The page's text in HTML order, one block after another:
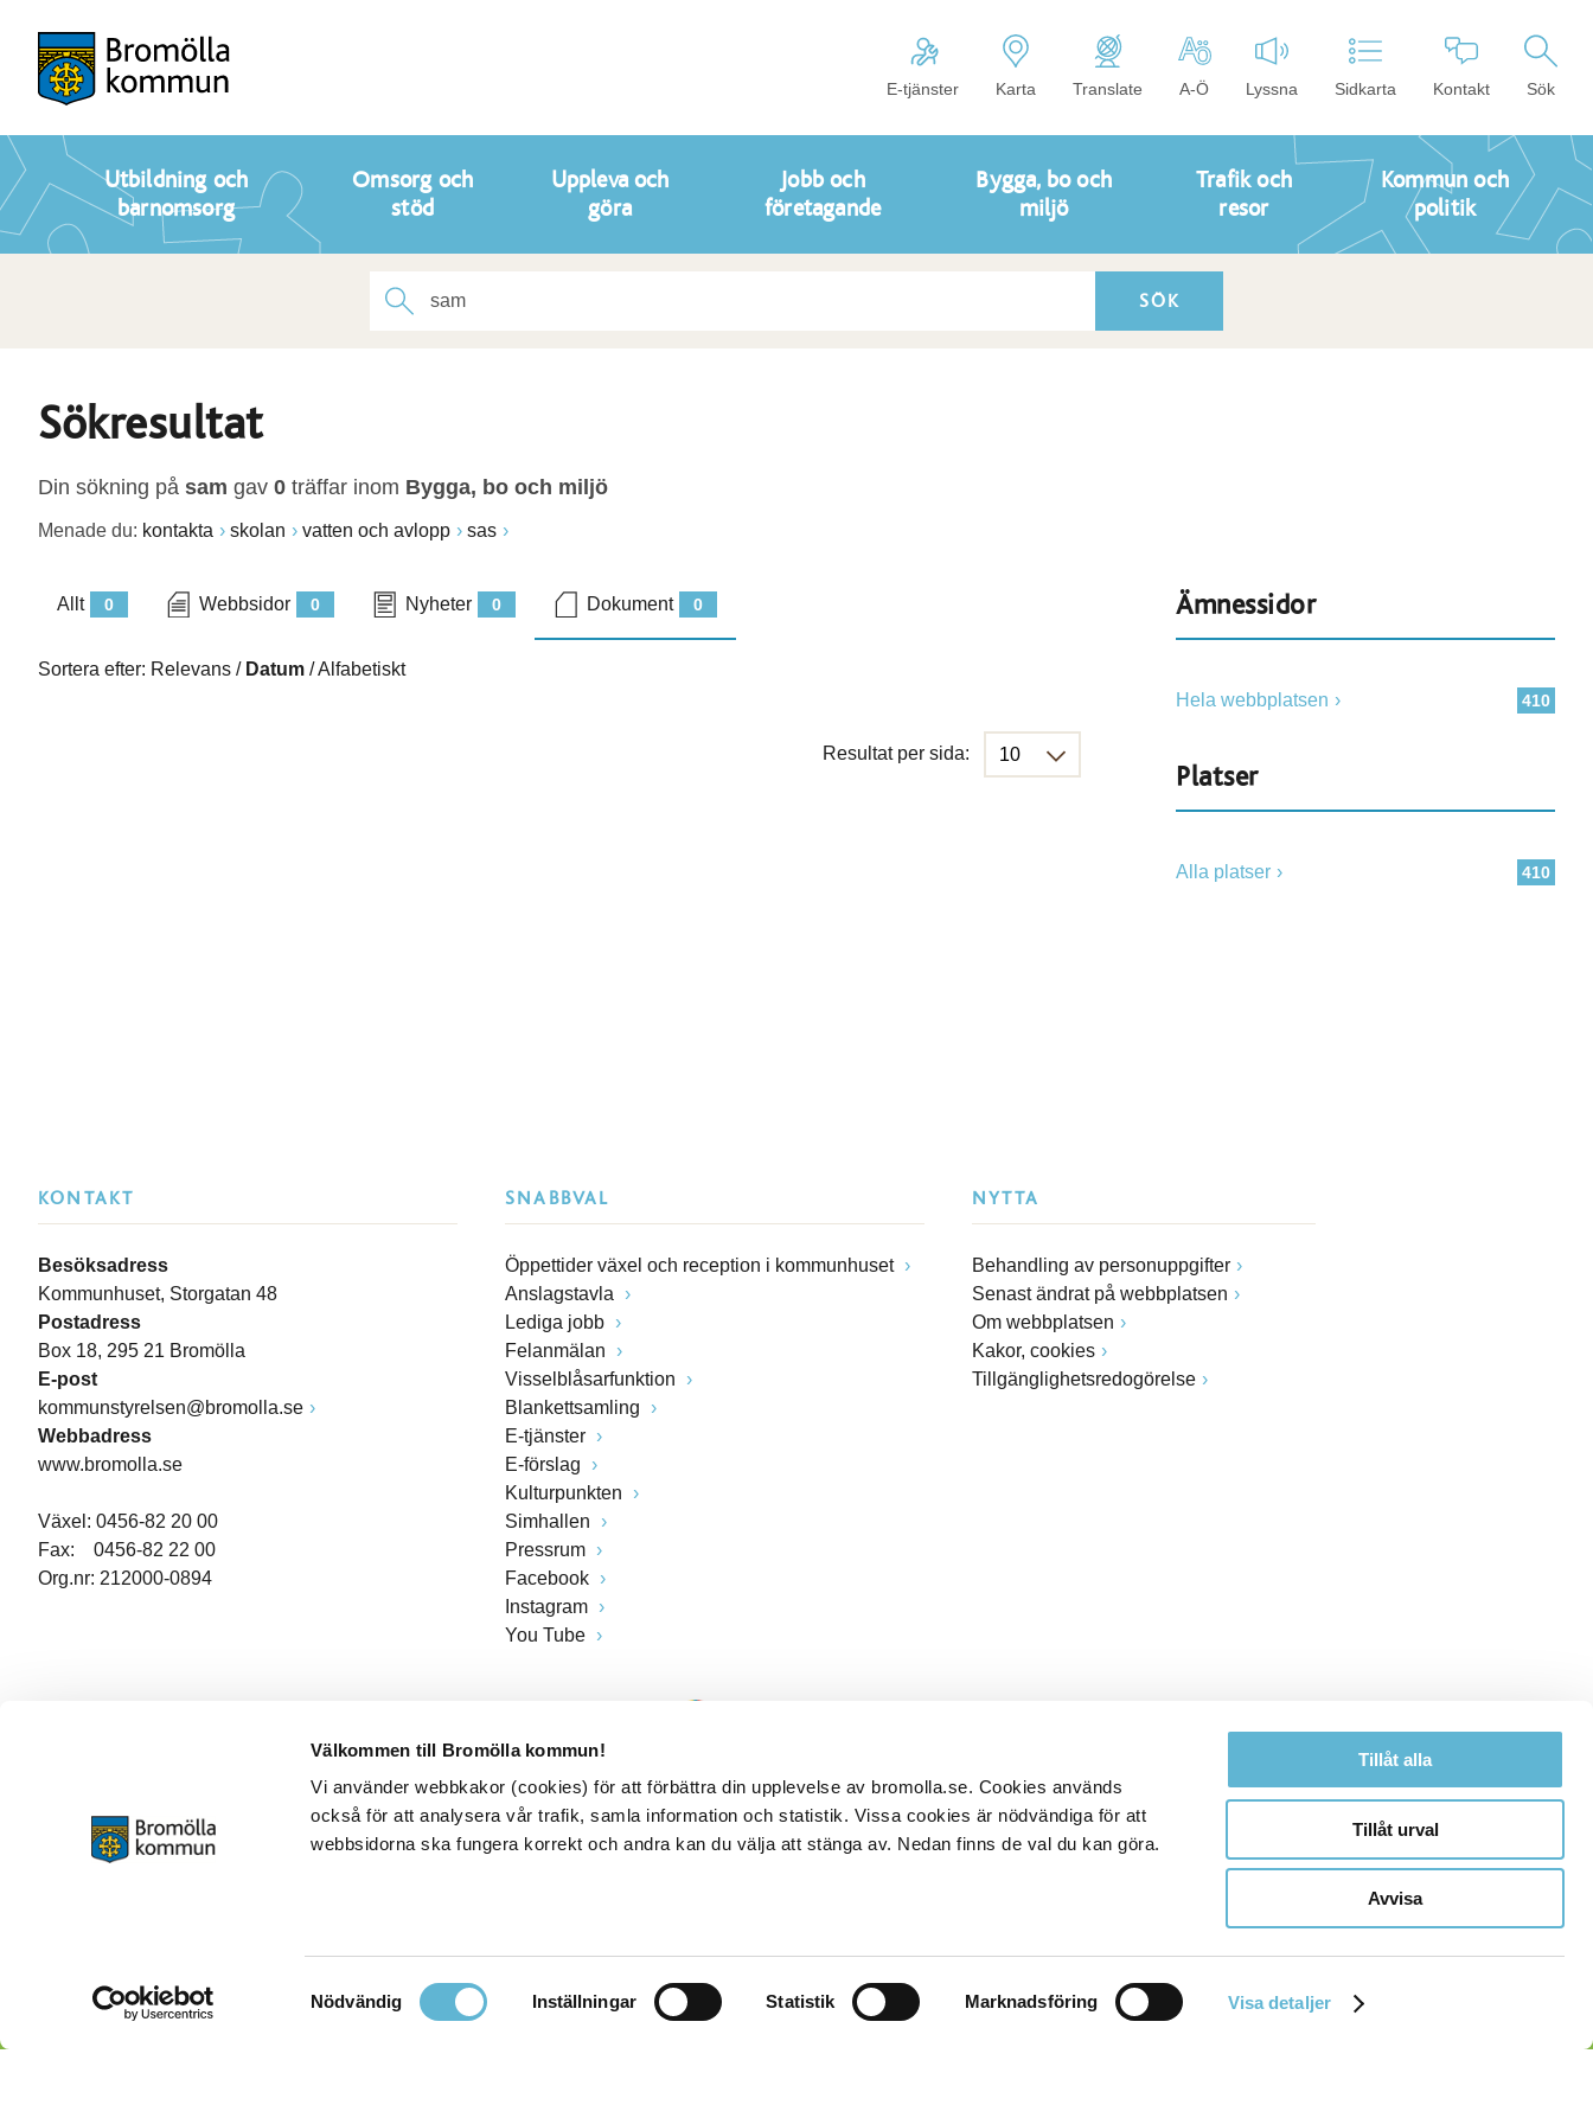
Välkommen till Bromölla kommun!
Vi använder webbkakor (cookies) för att förbättra din upplevelse av bromolla.se. Cookies används
också för att analysera vår trafik, samla information och statistik. Vissa cookies är nödvändiga för att
webbsidorna ska fungera korrekt och andra kan du välja att stänga av. Nedan finns de val du kan göra.
Samtyckesval
Nödvändig Inställningar Statistik Marknadsföring Visa detaljer
Tillåt alla
Tillåt urval
Avvisa
E-tjänster Karta Translate A-Ö Lyssna Sidkarta Kontakt Sök
Utbildning och
barnomsorg
Omsorg och
stöd
Uppleva och
göra
Jobb och
företagande
Bygga, bo och
miljö
Trafik och
resor
Kommun och
politik
Sökresultat
Din sökning på sam gav 0 träffar inom Bygga, bo och miljö
Menade du: kontakta skolan vatten och avlopp sas
0
Allt 0
Webbsidor 0
Nyheter 0
Dokument
Sortera efter: Relevans / Datum /Alfabetiskt
Resultat per sida:
Ämnessidor
410
Hela webbplatsen
Platser
410
Alla platser
KONTAKT
Besöksadress
Kommunhuset, Storgatan 48
Postadress
Box 18, 295 21 Bromölla
E-post
kommunstyrelsen@bromolla.se
Webbadress
www.bromolla.se
Växel: 0456-82 20 00
Fax: 0456-82 22 00
Org.nr: 212000-0894
SNABBVAL
Öppettider växel och reception i kommunhuset
Anslagstavla
Lediga jobb
Felanmälan
Visselblåsarfunktion
Blankettsamling
E-tjänster
E-förslag
Kulturpunkten
Simhallen
Pressrum
Facebook
Instagram
You Tube
NYTTA
Behandling av personuppgifter
Senast ändrat på webbplatsen
Om webbplatsen
Kakor, cookies
Tillgänglighetsredogörelse